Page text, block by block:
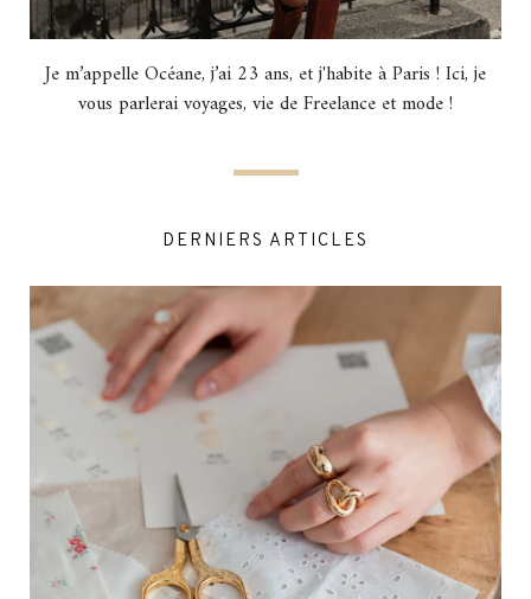
Je m’appelle Océane, j’ai 23 ans, et j'habite à Paris ! Ici, je
vous parlerai voyages, vie de Freelance et mode !
DERNIERS ARTICLES